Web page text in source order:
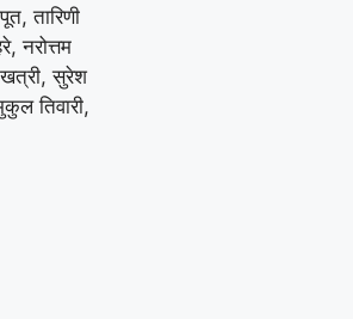
तारिणी
नरोत्तम
खत्री, सुरेश
तिवारी,